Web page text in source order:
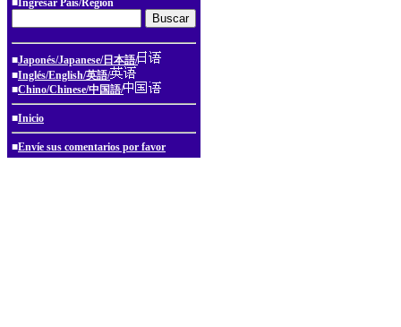
■Ingresar País/Región
■Japonés/Japanese/日本語/
■Inglés/English/英語/
■Chino/Chinese/中国語/
■Inicio
■Envíe sus comentarios por favor